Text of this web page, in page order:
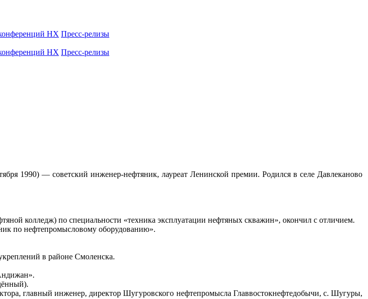
НХ Пресс-релизы
НХ Пресс-релизы
1990) — советский инженер-нефтяник, лауреат Ленинской премии. Родился в селе Давлеканово
колледж) по специальности «техника эксплуатации нефтяных скважин», окончил с отличием.
по нефтепромысловому оборудованию».
в районе Смоленска.
главный инженер, директор Шугуровского нефтепромысла Главвостокнефтедобычи, с. Шугуры,